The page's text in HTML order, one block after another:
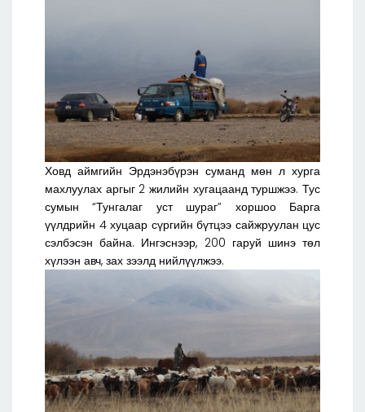
Ховд аймгийн Эрдэнэбүрэн суманд мөн л хурга
махлуулах аргыг 2 жилийн хугацаанд туршжээ. Тус
сумын “Тунгалаг уст шураг” хоршоо Барга
үүлдрийн 4 хуцаар сүргийн бүтцээ сайжруулан цус
сэлбэсэн байна. Ингэснээр, 200 гаруй шинэ төл
хүлээн авч, зах зээлд нийлүүлжээ.